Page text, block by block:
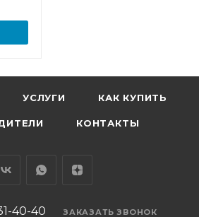
УСЛУГИ КАК КУПИТЬ
КОНТАКТЫ
40-40 ЗАКАЗАТЬ ЗВОНОК